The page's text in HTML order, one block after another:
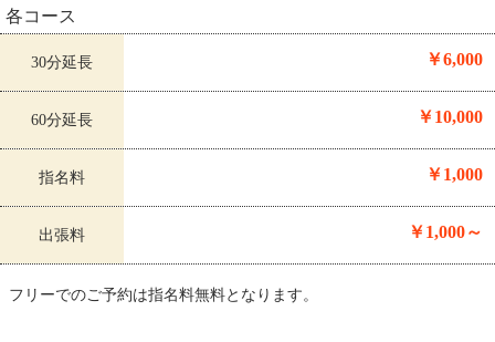
各コース
30分延長 ￥6,000
60分延長 ￥10,000
指名料 ￥1,000
出張料 ￥1,000～
フリーでのご予約は指名料無料となります。